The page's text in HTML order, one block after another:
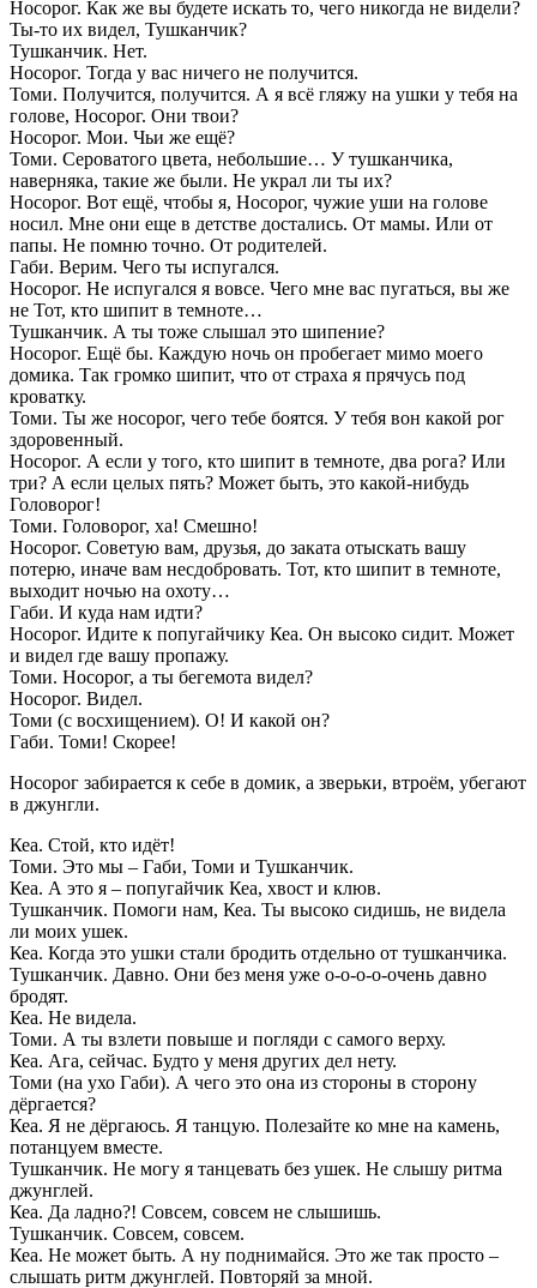
Носорог. Как же вы будете искать то, чего никогда не видели?
Ты-то их видел, Тушканчик?
Тушканчик. Нет.
Носорог. Тогда у вас ничего не получится.
Томи. Получится, получится. А я всё гляжу на ушки у тебя на
голове, Носорог. Они твои?
Носорог. Мои. Чьи же ещё?
Томи. Сероватого цвета, небольшие… У тушканчика,
наверняка, такие же были. Не украл ли ты их?
Носорог. Вот ещё, чтобы я, Носорог, чужие уши на голове
носил. Мне они еще в детстве достались. От мамы. Или от
папы. Не помню точно. От родителей.
Габи. Верим. Чего ты испугался.
Носорог. Не испугался я вовсе. Чего мне вас пугаться, вы же
не Тот, кто шипит в темноте…
Тушканчик. А ты тоже слышал это шипение?
Носорог. Ещё бы. Каждую ночь он пробегает мимо моего
домика. Так громко шипит, что от страха я прячусь под
кроватку.
Томи. Ты же носорог, чего тебе боятся. У тебя вон какой рог
здоровенный.
Носорог. А если у того, кто шипит в темноте, два рога? Или
три? А если целых пять? Может быть, это какой-нибудь
Головорог!
Томи. Головорог, ха! Смешно!
Носорог. Советую вам, друзья, до заката отыскать вашу
потерю, иначе вам несдобровать. Тот, кто шипит в темноте,
выходит ночью на охоту…
Габи. И куда нам идти?
Носорог. Идите к попугайчику Кеа. Он высоко сидит. Может
и видел где вашу пропажу.
Томи. Носорог, а ты бегемота видел?
Носорог. Видел.
Томи (с восхищением). О! И какой он?
Габи. Томи! Скорее!
Носорог забирается к себе в домик, а зверьки, втроём, убегают
в джунгли.
Кеа. Стой, кто идёт!
Томи. Это мы – Габи, Томи и Тушканчик.
Кеа. А это я – попугайчик Кеа, хвост и клюв.
Тушканчик. Помоги нам, Кеа. Ты высоко сидишь, не видела
ли моих ушек.
Кеа. Когда это ушки стали бродить отдельно от тушканчика.
Тушканчик. Давно. Они без меня уже о-о-о-о-очень давно
бродят.
Кеа. Не видела.
Томи. А ты взлети повыше и погляди с самого верху.
Кеа. Ага, сейчас. Будто у меня других дел нету.
Томи (на ухо Габи). А чего это она из стороны в сторону
дёргается?
Кеа. Я не дёргаюсь. Я танцую. Полезайте ко мне на камень,
потанцуем вместе.
Тушканчик. Не могу я танцевать без ушек. Не слышу ритма
джунглей.
Кеа. Да ладно?! Совсем, совсем не слышишь.
Тушканчик. Совсем, совсем.
Кеа. Не может быть. А ну поднимайся. Это же так просто –
слышать ритм джунглей. Повторяй за мной.